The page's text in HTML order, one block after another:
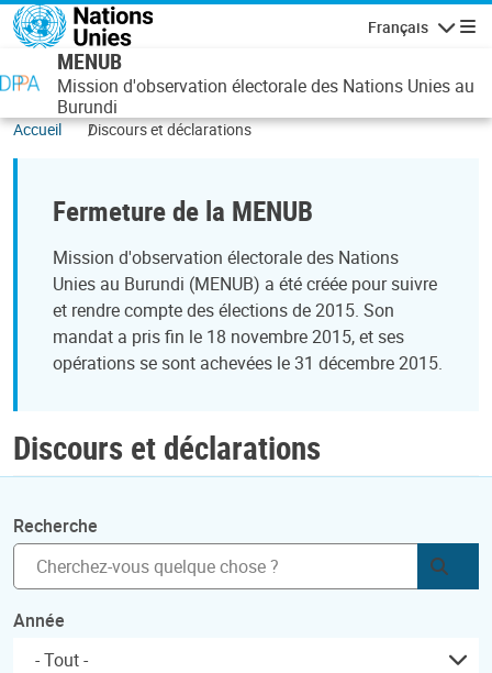
Aller au contenu principal
Français
MENUB
Mission d'observation électorale des Nations Unies au
Burundi
Accueil Discours et déclarations
Fermeture de la MENUB
Mission d'observation électorale des Nations
Unies au Burundi (MENUB) a été créée pour suivre
et rendre compte des élections de 2015. Son
mandat a pris fin le 18 novembre 2015, et ses
opérations se sont achevées le 31 décembre 2015.
Discours et déclarations
Recherche
Année
- Tout -